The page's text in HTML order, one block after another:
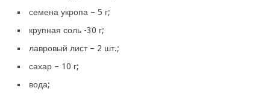
семена укропа – 5 г;
крупная соль -30 г;
лавровый лист – 2 шт.;
сахар – 10 г;
вода;